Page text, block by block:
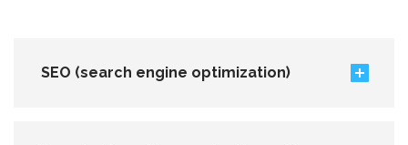
SEO (search engine optimization)